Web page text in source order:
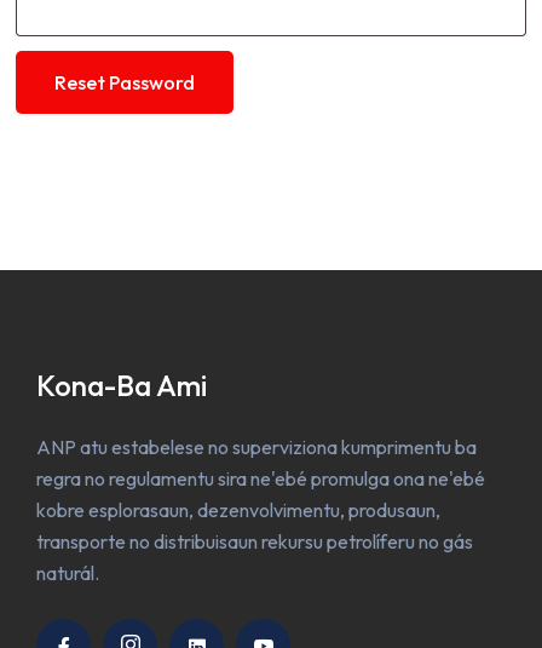
Reset Password
Kona-Ba Ami
ANP atu estabelese no superviziona kumprimentu ba
regra no regulamentu sira ne'ebé promulga ona ne'ebé
kobre esplorasaun, dezenvolvimentu, produsaun,
transporte no distribuisaun rekursu petrolíferu no gás
naturál.